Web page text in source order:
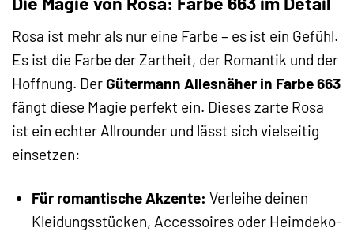
Rosa ist mehr als nur eine Farbe – es ist ein Gefühl.
Es ist die Farbe der Zartheit, der Romantik und der
Hoffnung. DerGütermann Allesnäher in Farbe 663
fängt diese Magie perfekt ein. Dieses zarte Rosa
ist ein echter Allrounder und lässt sich vielseitig
einsetzen:
Für romantische Akzente: Verleihe deinen
Kleidungsstücken, Accessoires oder Heimdeko-